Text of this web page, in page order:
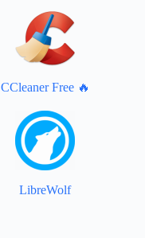
CCleaner Free 🔥
LibreWolf